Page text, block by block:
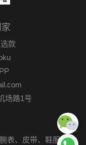
款
场路1号
表、皮带、鞋服首饰